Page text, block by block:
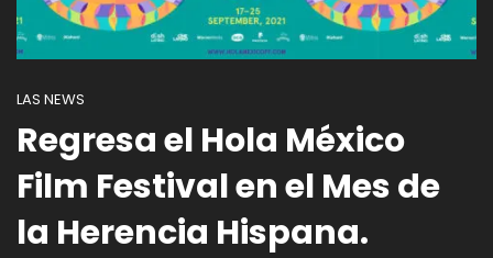
LAS NEWS
Regresa el Hola México
Film Festival en el Mes de
la Herencia Hispana.